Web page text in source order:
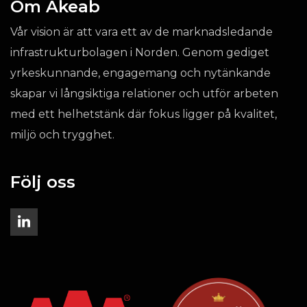
Om Akeab
Vår vision är att vara ett av de marknadsledande
infrastrukturbolagen i Norden. Genom gediget
yrkeskunnande, engagemang och nytänkande
skapar vi långsiktiga relationer och utför arbeten
med ett helhetstänk där fokus ligger på kvalitet,
miljö och trygghet.
Följ oss